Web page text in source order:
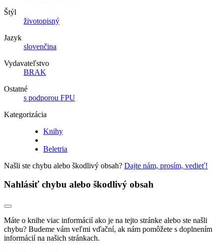
Štýl
životopisný
Jazyk
slovenčina
Vydavateľstvo
BRAK
Ostatné
s podporou FPU
Kategorizácia
Knihy
Beletria
Našli ste chybu alebo škodlivý obsah? Dajte nám, prosím, vedieť!
Nahlásiť chybu alebo škodlivý obsah
Máte o knihe viac informácií ako je na tejto stránke alebo ste našli
chybu? Budeme vám veľmi vďační, ak nám pomôžete s doplnením
informácií na našich stránkach.